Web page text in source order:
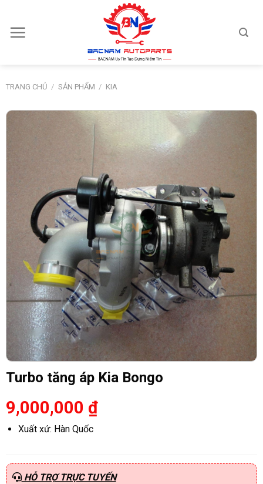
content
TRANG CHỦ / SẢN PHẨM / KIA
Turbo tăng áp Kia Bongo
9,000,000 ₫
Xuất xứ: Hàn Quốc
HỖ TRỢ TRỰC TUYẾN